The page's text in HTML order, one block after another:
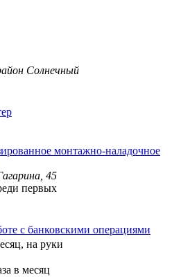
Солнечный
монтажно-наладочное
45
первых
с банковскими операциями
на руки
в месяц